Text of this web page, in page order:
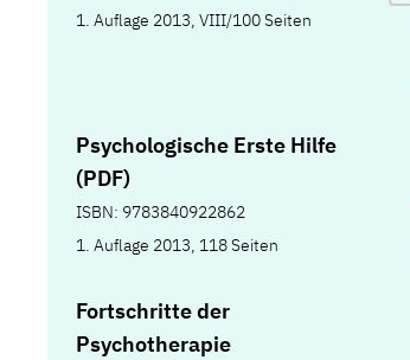
1. Auflage 2013, VIII/100 Seiten
Psychologische Erste Hilfe
(PDF)
ISBN: 9783840922862
1. Auflage 2013, 118 Seiten
Fortschritte der
Psychotherapie